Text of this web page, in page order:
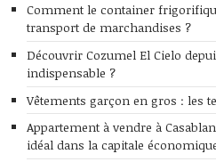
Comment le container
transport de marchandises ?
Découvrir Cozumel El Cielo
indispensable ?
Vêtements garçon en gros : les
Appartement à vendre à
idéal dans la capitale